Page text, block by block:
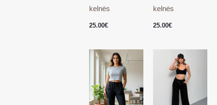
kelnės
25.00€
kelnės
25.00€